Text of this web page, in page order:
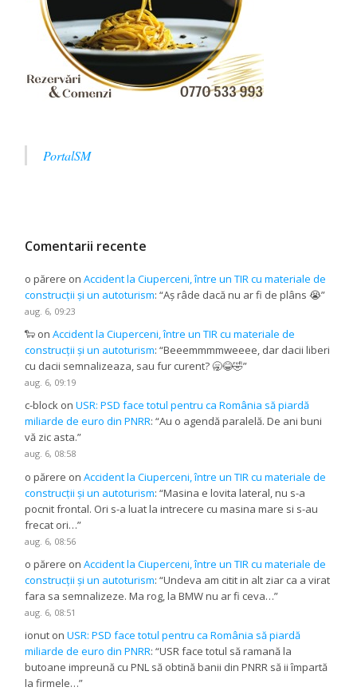
PortalSM
Comentarii recente
o părere onAccident la Ciuperceni, între un TIR cu materiale de
construcții și un autoturism: “Aș râde dacă nu ar fi de plâns 😭”
aug. 6, 09:23
🐑 onAccident la Ciuperceni, între un TIR cu materiale de
construcții și un autoturism: “Beeemmmmweeee, dar dacii liberi
cu dacii semnalizeaza, sau fur curent? 🥱😂🤣”
aug. 6, 09:19
c-block onUSR: PSD face totul pentru ca România să piardă
miliarde de euro din PNRR: “Au o agendă paralelă. De ani buni
vă zic asta.”
aug. 6, 08:58
o părere onAccident la Ciuperceni, între un TIR cu materiale de
construcții și un autoturism: “Masina e lovita lateral, nu s-a
pocnit frontal. Ori s-a luat la intrecere cu masina mare si s-au
frecat ori…”
aug. 6, 08:56
o părere onAccident la Ciuperceni, între un TIR cu materiale de
construcții și un autoturism: “Undeva am citit in alt ziar ca a virat
fara sa semnalizeze. Ma rog, la BMW nu ar fi ceva…”
aug. 6, 08:51
ionut onUSR: PSD face totul pentru ca România să piardă
miliarde de euro din PNRR: “USR face totul să ramană la
butoane impreună cu PNL să obtină banii din PNRR să ii împartă
la firmele…”